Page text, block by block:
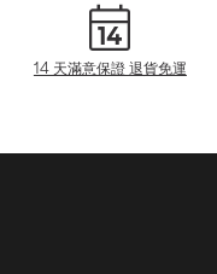
14 天滿意保證 退貨免運